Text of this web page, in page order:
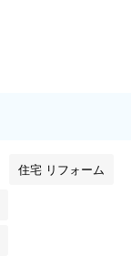
住宅 リフォーム